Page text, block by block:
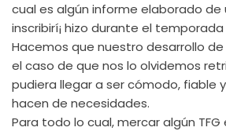
cual es algún informe elaborado
inscribirí¡ hizo durante el
Hacemos que nuestro desarrollo de
el caso de que nos lo olvidemos
pudiera llegar a ser cómodo, fiable
hacen de necesidades.
Para todo lo cual, mercar algún